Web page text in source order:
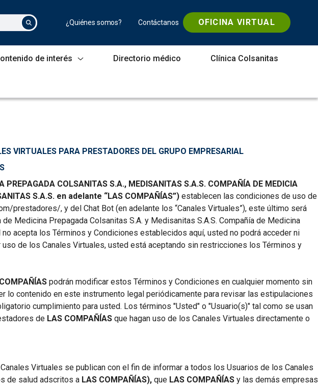
¿Quiénes somos? Contáctanos OFICINA VIRTUAL
de interés Directorio médico Clínica Colsanitas
VIRTUALES PARA PRESTADORES DEL GRUPO EMPRESARIAL
PREPAGADA COLSANITAS S.A., MEDISANITAS S.A.S. COMPAÑÍA DE MEDICIA
S.A.S. en adelante “LAS COMPAÑÍAS”) establecen las condiciones de uso de
prestadores/, y del Chat Bot (en adelante los “Canales Virtuales”), este último será
Medicina Prepagada Colsanitas S.A. y Medisanitas S.A.S. Compañía de Medicina
acepta los Términos y Condiciones establecidos aquí, usted no podrá acceder ni
de los Canales Virtuales, usted está aceptando sin restricciones los Términos y
podrán modificar estos Términos y Condiciones en cualquier momento sin
lo contenido en este instrumento legal periódicamente para revisar las estipulaciones
cumplimiento para usted. Los términos "Usted" o "Usuario(s)" tal como se usan
de LAS COMPAÑÍAS que hagan uso de los Canales Virtuales directamente o
Virtuales se publican con el fin de informar a todos los Usuarios de los Canales
de salud adscritos a LAS COMPAÑÍAS), que LAS COMPAÑÍAS y las demás empresas